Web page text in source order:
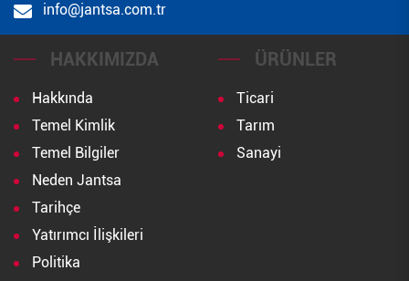
info@jantsa.com.tr
HAKKIMIZDA
Hakkında
Temel Kimlik
Temel Bilgiler
Neden Jantsa
Tarihçe
Yatırımcı İlişkileri
Politika
ÜRÜNLER
Ticari
Tarım
Sanayi